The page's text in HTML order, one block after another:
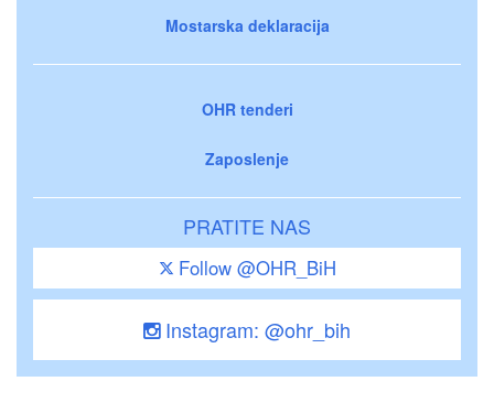
Mostarska deklaracija
OHR tenderi
Zaposlenje
PRATITE NAS
Follow @OHR_BiH
Instagram: @ohr_bih